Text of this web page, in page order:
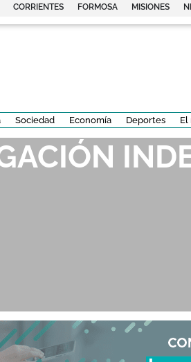
CORRIENTES FORMOSA MISIONES
Sociedad Economía Deportes El